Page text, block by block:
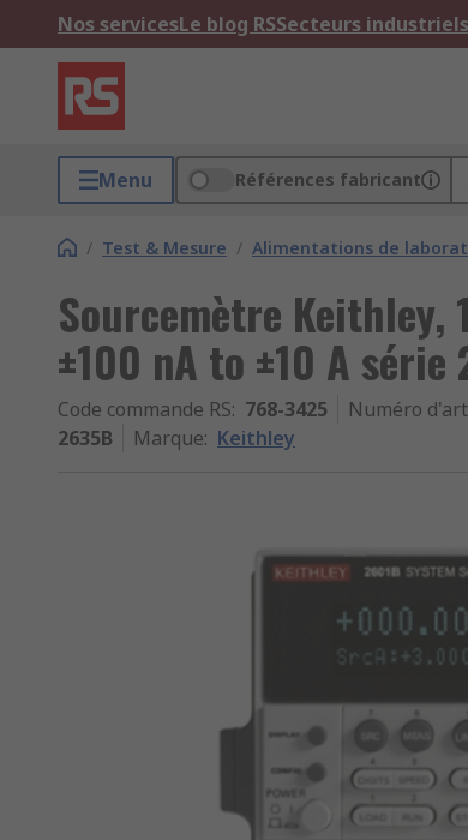
Nos servicesLe blog RSSecteurs industriels
Menu Références fabricant
/ Test & Mesure / Alimentations de
Sourcemètre Keithley,
±100 nA to ±10 A série
Code commande RS: 768-3425 Numéro
2635B
Marque: Keithley